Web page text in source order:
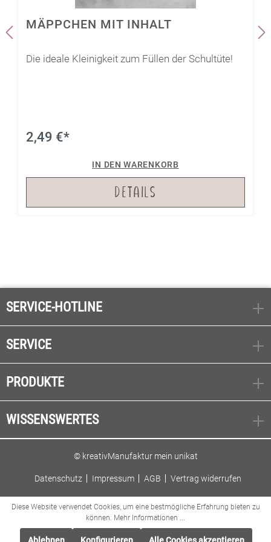
MÄPPCHEN MIT INHALT
Die ideale Kleinigkeit zum Füllen der Schultüte!
2,49 €*
IN DEN WARENKORB
DETAILS
SERVICE-HOTLINE
SERVICE
PRODUKTE
WISSENSWERTES
© kreativManufaktur mein unikat
Datenschutz Impressum AGB Vertrag widerrufen
Diese Website verwendet Cookies, um eine bestmögliche Erfahrung bieten zu
können. Mehr Informationen ...